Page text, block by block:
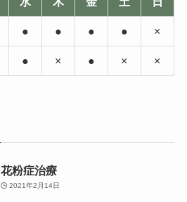
● ● ● ● ×
● × ● × ×
花粉症治療
2021年2月14日